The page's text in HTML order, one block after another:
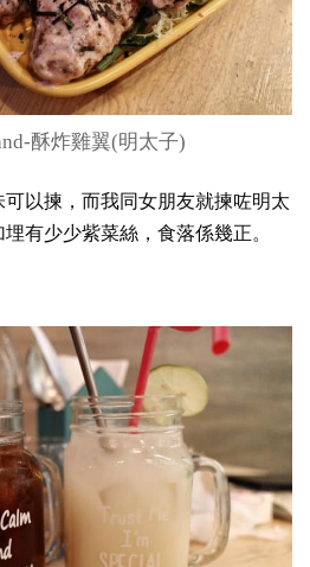
酥炸雞翼(明太子)
以揀，而我同女朋友就揀咗明太
有少少紫菜絲，食落係幾正。